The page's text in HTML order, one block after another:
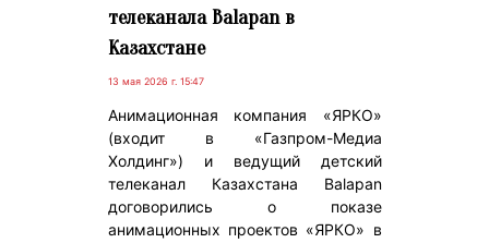
телеканала Balapan в
Казахстане
13 мая 2026 г. 15:47
Анимационная компания «ЯРКО»
(входит в «Газпром-Медиа
Холдинг») и ведущий детский
телеканал Казахстана Balapan
договорились о показе
анимационных проектов «ЯРКО» в